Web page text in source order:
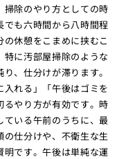
掃除のやり方としての時
でも六時間から八時間程
休憩をこまめに挟むこ
に汚部屋掃除のような
、仕分けが滞ります。
れる」「午後はゴミを
やり方が有効です。時
ている午前のうちに、最
の仕分けや、不衛生な生
明です。午後は単純な運